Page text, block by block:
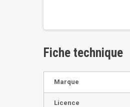
Fiche technique
Marque
Licence